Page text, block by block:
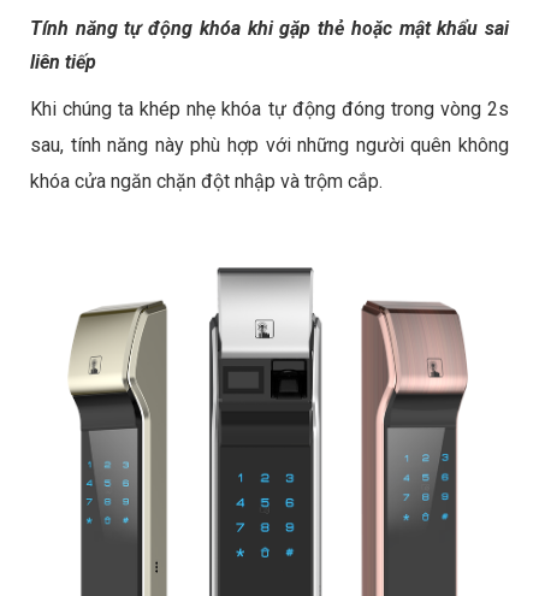
Tính năng tự động khóa khi gặp thẻ hoặc mật khẩu sai
liên tiếp
Khi chúng ta khép nhẹ khóa tự động đóng trong vòng 2s
sau, tính năng này phù hợp với những người quên không
khóa cửa ngăn chặn đột nhập và trộm cắp.